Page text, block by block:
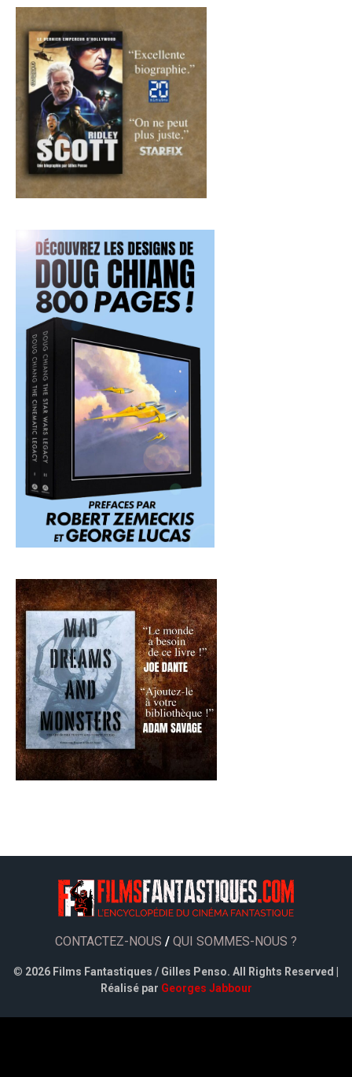
CONTACTEZ-NOUS / QUI SOMMES-NOUS ?
© 2026 Films Fantastiques / Gilles Penso. All Rights Reserved |
Réalisé par Georges Jabbour